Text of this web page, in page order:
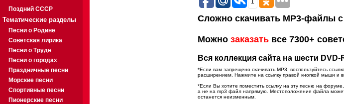
Поздний СССР
Тематические разделы
Песни о Родине
Советская лирика
Песни о Труде
Песни о городах
Праздничные песни
Морские песни
Спортивные песни
Пионерские песни
Сложно скачивать MP3-файлы с
Можно заказатьвсе 7300+
Вся коллекция сайта на шести DVD-
*Если вам запрещено скачивать MP3, воспользуйтесь
расширением. Нажмите на ссылку правой кнопкой мыши и
*Если Вы хотите поместить ссылку на эту песню на
а не на mp3 файл напрямую. Местоположение файла
останется неизменным.